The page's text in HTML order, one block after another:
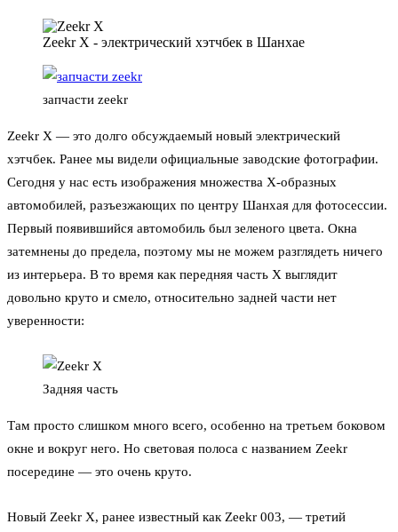
Zeekr X - электрический хэтчбек в Шанхае
запчасти zeekr
Zeekr X — это долго обсуждаемый новый электрический
хэтчбек. Ранее мы видели официальные заводские фотографии.
Сегодня у нас есть изображения множества X-образных
автомобилей, разъезжающих по центру Шанхая для фотосессии.
Первый появившийся автомобиль был зеленого цвета. Окна
затемнены до предела, поэтому мы не можем разглядеть ничего
из интерьера. В то время как передняя часть X выглядит
довольно круто и смело, относительно задней части нет
уверенности:
Задняя часть
Там просто слишком много всего, особенно на третьем боковом
окне и вокруг него. Но световая полоса с названием Zeekr
посередине — это очень круто.
Новый Zeekr X, ранее известный как Zeekr 003, — третий